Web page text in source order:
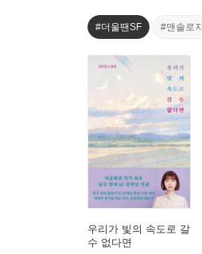
#더울땐SF #앤솔로지
우리가 빛의 속도로 갈
수 없다면